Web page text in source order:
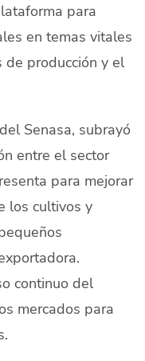
para
en temas vitales
de producción y el
Senasa, subrayó
entre el sector
para mejorar
los cultivos y
continuo del
mercados para